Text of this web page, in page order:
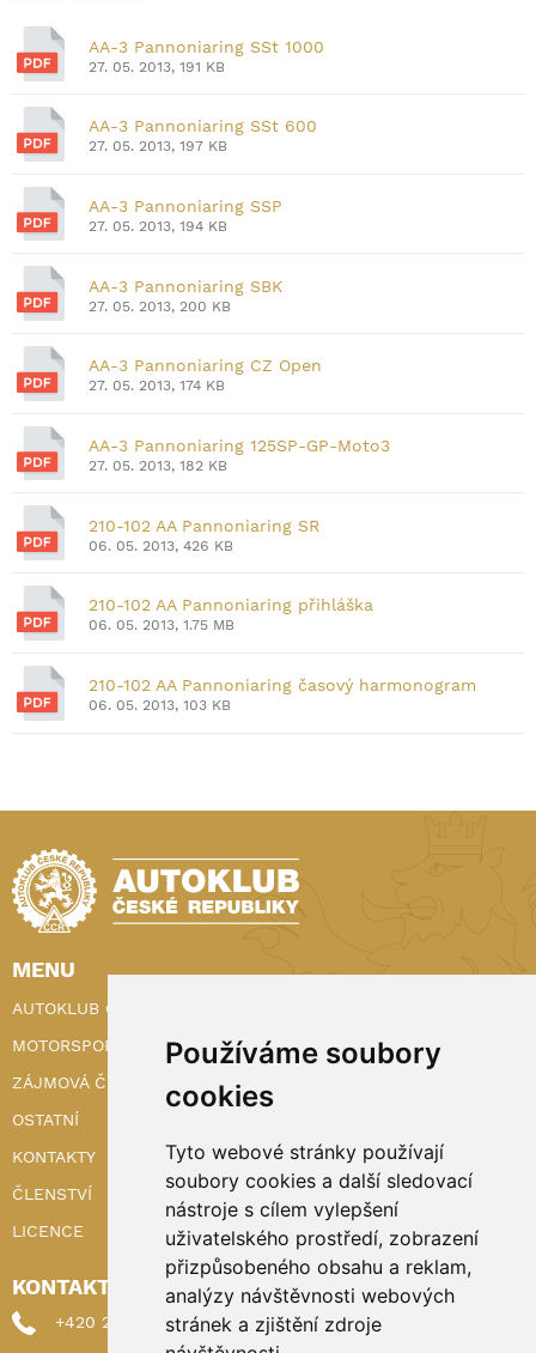
Používáme soubory
cookies
Tyto webové stránky používají
soubory cookies a další sledovací
nástroje s cílem vylepšení
uživatelského prostředí, zobrazení
přizpůsobeného obsahu a reklam,
analýzy návštěvnosti webových
stránek a zjištění zdroje
AA-3 Pannoniaring SSt 1000
27. 05. 2013, 191 KB
AA-3 Pannoniaring SSt 600
27. 05. 2013, 197 KB
AA-3 Pannoniaring SSP
27. 05. 2013, 194 KB
AA-3 Pannoniaring SBK
27. 05. 2013, 200 KB
AA-3 Pannoniaring CZ Open
27. 05. 2013, 174 KB
AA-3 Pannoniaring 125SP-GP-Moto3
27. 05. 2013, 182 KB
210-102 AA Pannoniaring SR
06. 05. 2013, 426 KB
210-102 AA Pannoniaring přihláška
06. 05. 2013, 1.75 MB
210-102 AA Pannoniaring časový harmonogram
06. 05. 2013, 103 KB
MENU
AUTOKLUB ČR
MOTORSPORT
ZÁJMOVÁ ČINNOST
OSTATNÍ
KONTAKTY
ČLENSTVÍ
LICENCE
KONTAKTY
+420 222 898 224 (sekretariat)